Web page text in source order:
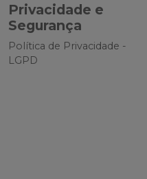
Privacidade e
Segurança
Política de Privacidade -
LGPD